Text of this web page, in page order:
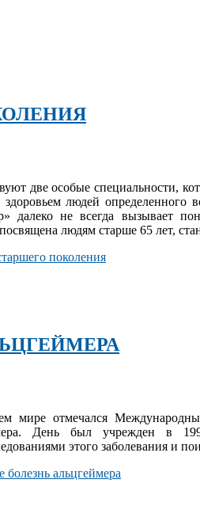
две особые специальности,
людей определенного
далеко не всегда вызывает
людям старше 65 лет,
поколения
мире отмечался
День был учрежден в
этого заболевания и
болезнь альцгеймера